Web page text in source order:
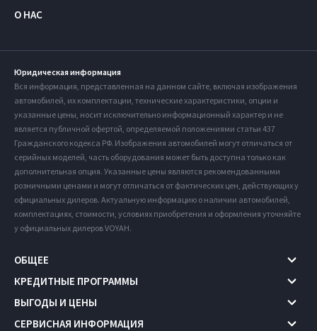
О НАС
Юридическая информация
Вся информация, представленная на данном сайте, включая изображения
автомобилей, их комплектации, технические характеристики, опции и
указанные цены, носит исключительно информационный характер и не
является публичной офертой, определяемой положениями статьи 437
Гражданского кодекса РФ. Изображения автомобилей могут отличаться от
серийных моделей, часть оборудования может быть доступна только как
дополнительная опция. Указанные цены являются рекомендованными
розничными ценами и могут отличаться от фактических цен, действующих у
официальных дилеров. Актуальную информацию о наличии автомобилей,
комплектациях, стоимости, условиях приобретения и оформления уточняйте
у официальных дилеров VOYAH.
ОБЩЕЕ
КРЕДИТНЫЕ ПРОГРАММЫ
ВЫГОДЫ И ЦЕНЫ
СЕРВИСНАЯ ИНФОРМАЦИЯ